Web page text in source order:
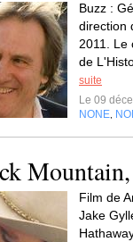
Buzz :
direction
2011. Le
de
suite
Le 09
NONE
Film de
Jake